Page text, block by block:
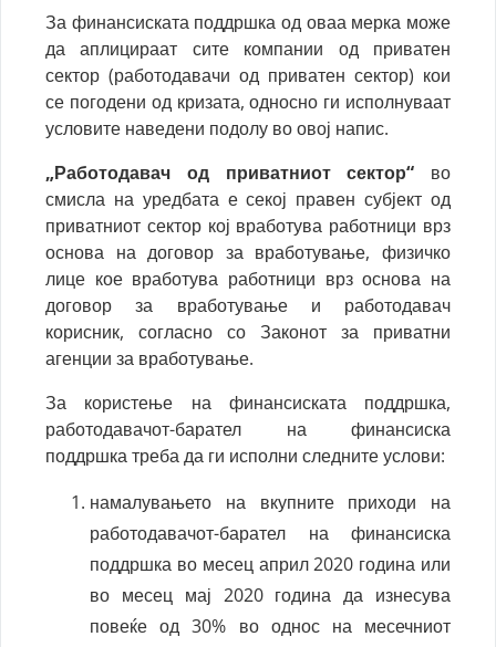
За финансиската поддршка од оваа мерка може
да аплицираат сите компании од приватен
сектор (работодавачи од приватен сектор) кои
се погодени од кризата, односно ги исполнуваат
условите наведени подолу во овој напис.
„Работодавач од приватниот сектор“ во
смисла на уредбата е секој правен субјект од
приватниот сектор кој вработува работници врз
основа на договор за вработување, физичко
лице кое вработува работници врз основа на
договор за вработување и работодавач
корисник, согласно со Законот за приватни
агенции за вработување.
За користење на финансиската поддршка,
работодавачот-барател на финансиска
поддршка треба да ги исполни следните услови:
намалувањето на вкупните приходи на
работодавачот-барател на финансиска
поддршка во месец април 2020 година или
во месец мај 2020 година да изнесува
повеќе од 30% во однос на месечниот